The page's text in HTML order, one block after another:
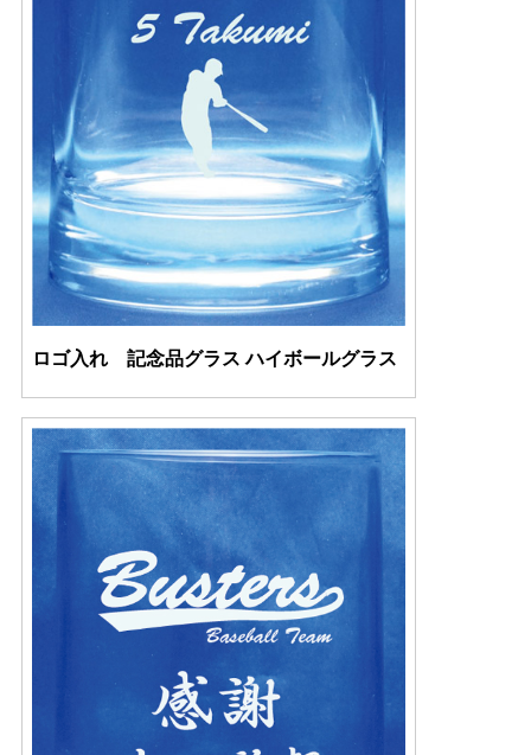
ロゴ入れ 記念品グラス ハイボールグラス